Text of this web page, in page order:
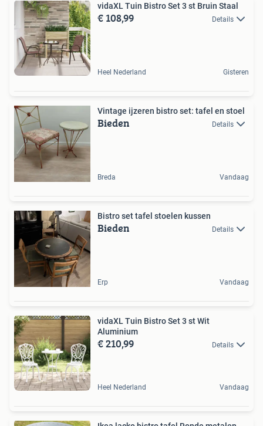
vidaXL Tuin Bistro Set 3 st Bruin Staal
€ 108,99 Details
Heel Nederland Gisteren
Vintage ijzeren bistro set: tafel en stoel
Bieden Details
Breda Vandaag
Bistro set tafel stoelen kussen
Bieden Details
Erp Vandaag
vidaXL Tuin Bistro Set 3 st Wit
Aluminium
€ 210,99 Details
Heel Nederland Vandaag